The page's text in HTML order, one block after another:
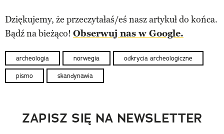
Dziękujemy, że przeczytałaś/eś nasz artykuł do końca.
Bądź na bieżąco! Obserwuj nas w Google.
archeologia norwegia odkrycia archeologiczne
pismo skandynawia
ZAPISZ SIĘ NA NEWSLETTER